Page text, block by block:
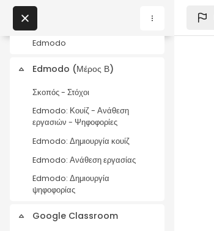
Blocks
Blocks
Edmodo
Collapse
Edmodo (Μέρος Β)
Σκοπός - Στόχοι
Edmodo: Κουίζ - Ανάθεση
εργασιών - Ψηφοφορίες
Edmodo: Δημιουργία κουίζ
Edmodo: Ανάθεση εργασίας
Edmodo: Δημιουργία
ψηφοφορίας
Collapse
Google Classroom